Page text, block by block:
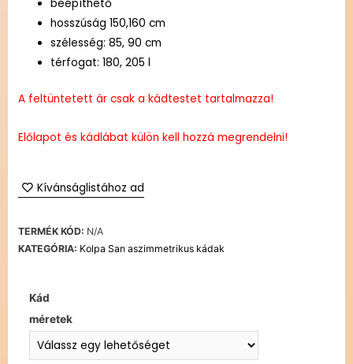
beépíthető
hosszúság 150,160 cm
szélesség: 85, 90 cm
térfogat: 180, 205 l
A feltüntetett ár csak a kádtestet tartalmazza!
Előlapot és kádlábat külön kell hozzá megrendelni!
Kívánságlistához ad
TERMÉK KÓD: N/A
KATEGÓRIA: Kolpa San aszimmetrikus kádak
Kád
méretek